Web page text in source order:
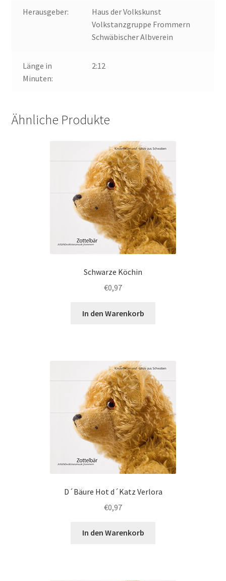
Herausgeber:
Haus der Volkskunst
Volkstanzgruppe Frommern
Schwäbischer Albverein
Länge in
Minuten:
2:12
Ähnliche Produkte
Schwarze Köchin
€0,97
In den Warenkorb
D´Bäure Hot d´Katz Verlora
€0,97
In den Warenkorb